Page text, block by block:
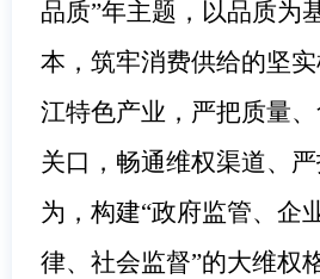
品质”年主题，以品质为
本，筑牢消费供给的坚
江特色产业，严把质量
关口，畅通维权渠道、
为，构建“政府监管、企
律、社会监督”的大维权